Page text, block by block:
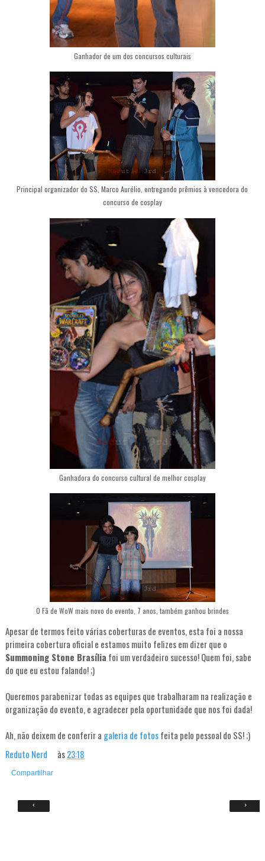
Ganhador de um dos concursos culturais
Principal organizador do SS, Marco Aurélio, entregando prêmios à vencedora do
concurso de cosplay
Ganhadora do concurso cultural de melhor cosplay
O Fã de WoW mais novo do evento, 7 anos, também ganhou brindes
Apesar de termos feito várias coberturas de eventos, esta foi a nossa
primeira cobertura oficial e estamos muito felizes em dizer que o
Summoning Stone Brasília foi um verdadeiro sucesso! Quem foi, sabe
do que eu estou falando! ;)
Queremos parabenizar todas as equipes que trabalharam na realização e
organização do evento, e agradecer pela oportunidade que nos foi dada!
Ah, não deixem de conferir a galeria de fotosfeita pelo pessoal do SS! ;)
Reduto Nerd às23:18
Compartilhar
‹ ›